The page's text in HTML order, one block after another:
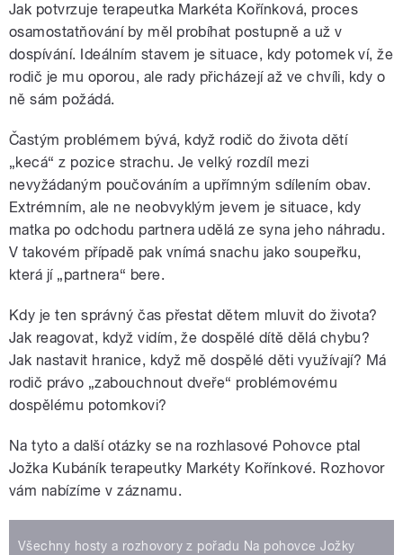
Jak potvrzuje terapeutka Markéta Kořínková, proces
osamostatňování by měl probíhat postupně a už v
dospívání. Ideálním stavem je situace, kdy potomek ví, že
rodič je mu oporou, ale rady přicházejí až ve chvíli, kdy o
ně sám požádá.
Častým problémem bývá, když rodič do života dětí
„kecá“ z pozice strachu. Je velký rozdíl mezi
nevyžádaným poučováním a upřímným sdílením obav.
Extrémním, ale ne neobvyklým jevem je situace, kdy
matka po odchodu partnera udělá ze syna jeho náhradu.
V takovém případě pak vnímá snachu jako soupeřku,
která jí „partnera“ bere.
Kdy je ten správný čas přestat dětem mluvit do života?
Jak reagovat, když vidím, že dospělé dítě dělá chybu?
Jak nastavit hranice, když mě dospělé děti využívají? Má
rodič právo „zabouchnout dveře“ problémovému
dospělému potomkovi?
Na tyto a další otázky se na rozhlasové Pohovce ptal
Jožka Kubáník terapeutky Markéty Kořínkové. Rozhovor
vám nabízíme v záznamu.
Všechny hosty a rozhovory z pořadu Na pohovce Jožky